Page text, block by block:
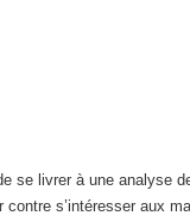
se livrer à une analyse
contre s’intéresser aux